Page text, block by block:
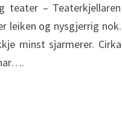
teater – Teaterkjellaren
leiken og nysgjerrig nok.
minst sjarmerer. Cirka